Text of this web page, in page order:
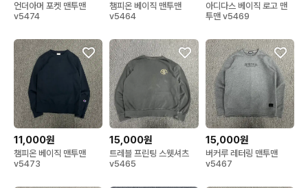
언더아머 포켓 맨투맨
v5474
챔피온 베이직 맨투맨
v5464
아디다스 베이직 로고 맨
투맨 v5469
11,000원
챔피온 베이직 맨투맨
v5473
15,000원
트레블 프린팅 스웻셔츠
v5465
15,000원
버커루 레터링 맨투맨
v5467